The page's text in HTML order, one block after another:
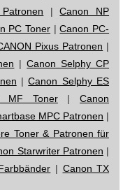
|Canon NP
PC Toner |Canon PC-
Pixus Patronen |
|Canon Selphy CP
|Canon Selphy ES
MF Toner|Canon
MPC Patronen |
Toner & Patronen für
Starwriter Patronen |
| Canon TX